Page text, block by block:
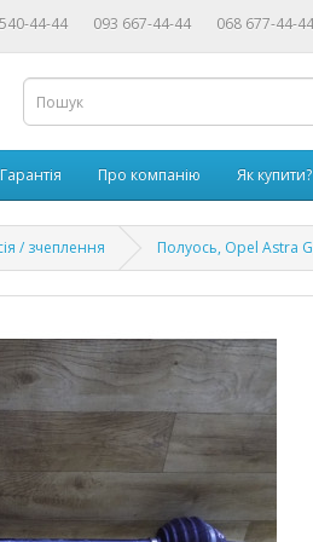
44-44 093 667-44-44 068 677-44-44
Гарантія Про компанію Як купити?
/ зчеплення Полуось, Opel Astra